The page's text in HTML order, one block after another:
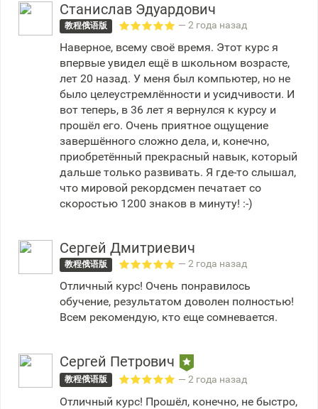
Станислав Эдуардович
教程俄语版 — 2 года назад
Наверное, всему своё время. Этот курс я
впервые увидел ещё в школьном возрасте,
лет 20 назад. У меня был компьютер, но не
было целеустремлённости и усидчивости. И
вот теперь, в 36 лет я вернулся к курсу и
прошёл его. Очень приятное ощущение
завершённого сложно дела, и, конечно,
приобретённый прекрасный навык, который
дальше только развивать. Я где-то слышал,
что мировой рекордсмен печатает со
скоростью 1200 знаков в минуту! :-)
Сергей Дмитриевич
教程俄语版 — 2 года назад
Отличный курс! Очень понравилось
обучение, результатом доволен полностью!
Всем рекомендую, кто еще сомневается.
Сергей Петрович
教程俄语版 — 2 года назад
Отличный курс! Прошёл, конечно, не быстро,